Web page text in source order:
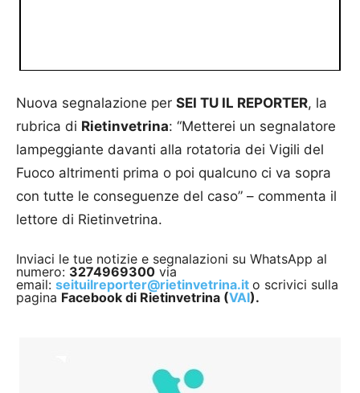
Nuova segnalazione per SEI TU IL REPORTER, la
rubrica di Rietinvetrina: “Metterei un segnalatore
lampeggiante davanti alla rotatoria dei Vigili del
Fuoco altrimenti prima o poi qualcuno ci va sopra
con tutte le conseguenze del caso” – commenta il
lettore di Rietinvetrina.
Inviaci le tue notizie e segnalazioni su WhatsApp al
numero: 3274969300 via
email: seituilreporter@rietinvetrina.it o scrivici sulla
pagina Facebook di Rietinvetrina (VAI).